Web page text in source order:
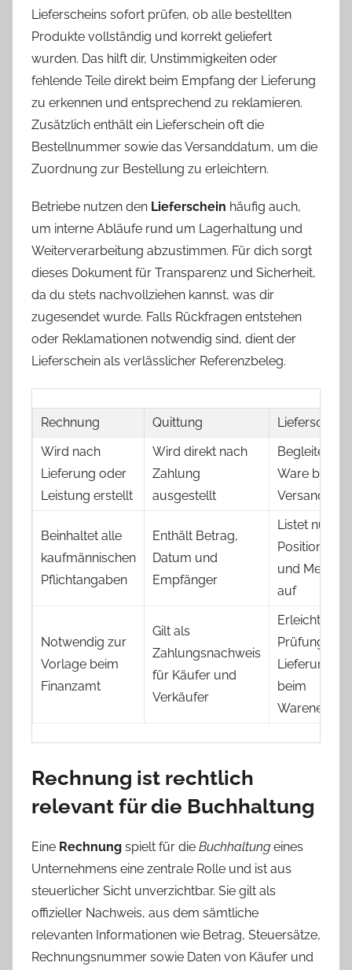
Lieferscheins sofort prüfen, ob alle bestellten
Produkte vollständig und korrekt geliefert
wurden. Das hilft dir, Unstimmigkeiten oder
fehlende Teile direkt beim Empfang der Lieferung
zu erkennen und entsprechend zu reklamieren.
Zusätzlich enthält ein Lieferschein oft die
Bestellnummer sowie das Versanddatum, um die
Zuordnung zur Bestellung zu erleichtern.
Betriebe nutzen den Lieferschein häufig auch,
um interne Abläufe rund um Lagerhaltung und
Weiterverarbeitung abzustimmen. Für dich sorgt
dieses Dokument für Transparenz und Sicherheit,
da du stets nachvollziehen kannst, was dir
zugesendet wurde. Falls Rückfragen entstehen
oder Reklamationen notwendig sind, dient der
Lieferschein als verlässlicher Referenzbeleg.
Rechnung Quittung
Lieferschein
Wird nach
Lieferung oder
Leistung erstellt
Wird direkt nach
Zahlung
ausgestellt
Begleitet die
Ware beim
Versand
Beinhaltet alle
kaufmännischen
Pflichtangaben
Enthält Betrag,
Datum und
Empfänger
Listet nur
Positionen
und Mengen
auf
Notwendig zur
Vorlage beim
Finanzamt
Gilt als
Zahlungsnachweis
für Käufer und
Verkäufer
Erleichtert
Prüfung der
Lieferung
beim
Rechnung ist rechtlich
relevant für die Buchhaltung
Eine Rechnung spielt für die Buchhaltung eines
Unternehmens eine zentrale Rolle und ist aus
steuerlicher Sicht unverzichtbar. Sie gilt als
offizieller Nachweis, aus dem sämtliche
relevanten Informationen wie Betrag, Steuersätze,
Rechnungsnummer sowie Daten von Käufer und